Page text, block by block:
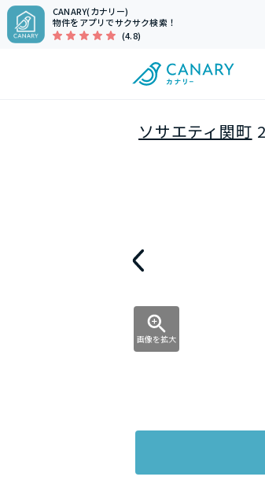
CANARY(カナリー)
物件をアプリでサクサク検索！
(4.8)
ソサエティ関町
画像を拡大